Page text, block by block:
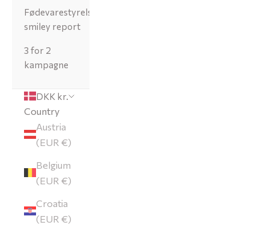
Fødevarestyrelsens
smiley report
3 for 2
kampagne
DKK kr.
Country
Austria
(EUR €)
Belgium
(EUR €)
Croatia
(EUR €)